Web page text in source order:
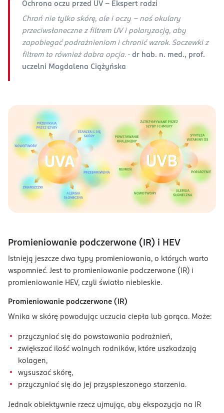
Ochrona oczu przed UV - Ekspert radzi
Chroń nie tylko skórę, ale i oczy – noś okulary
przeciwsłoneczne z filtrem UV i polaryzacją, aby
zapobiegać podrażnieniom i chronić wzrok. Soczewki z
filtrem to również dobra opcja. - dr hab. n. med., prof.
uczelni Magdalena Ciążyńska
Promieniowanie podczerwone (IR) i HEV
Istnieją jeszcze dwa typy promieniowania, o których warto
wspomnieć. Jest to promieniowanie podczerwone (IR) i
promieniowanie HEV, czyli światło niebieskie.
Promieniowanie podczerwone (IR)
Wnika w skórę powodując uczucia ciepła lub gorąca. Może:
przyczyniać się do powstawania podrażnień,
zwiększać ilość wolnych rodników, które uszkadzają
kolagen,
wysuszać skórę,
przyczyniać się do jej przyspieszonego starzenia.
Jednak obiektywnie rzecz ujmując, aby ekspozycja na IR